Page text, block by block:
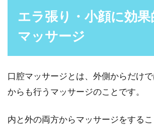
エラ張り・小顔に効
マッサージ
口腔マッサージとは、外側からだけ
からも行うマッサージのことです。
内と外の両方からマッサージをする